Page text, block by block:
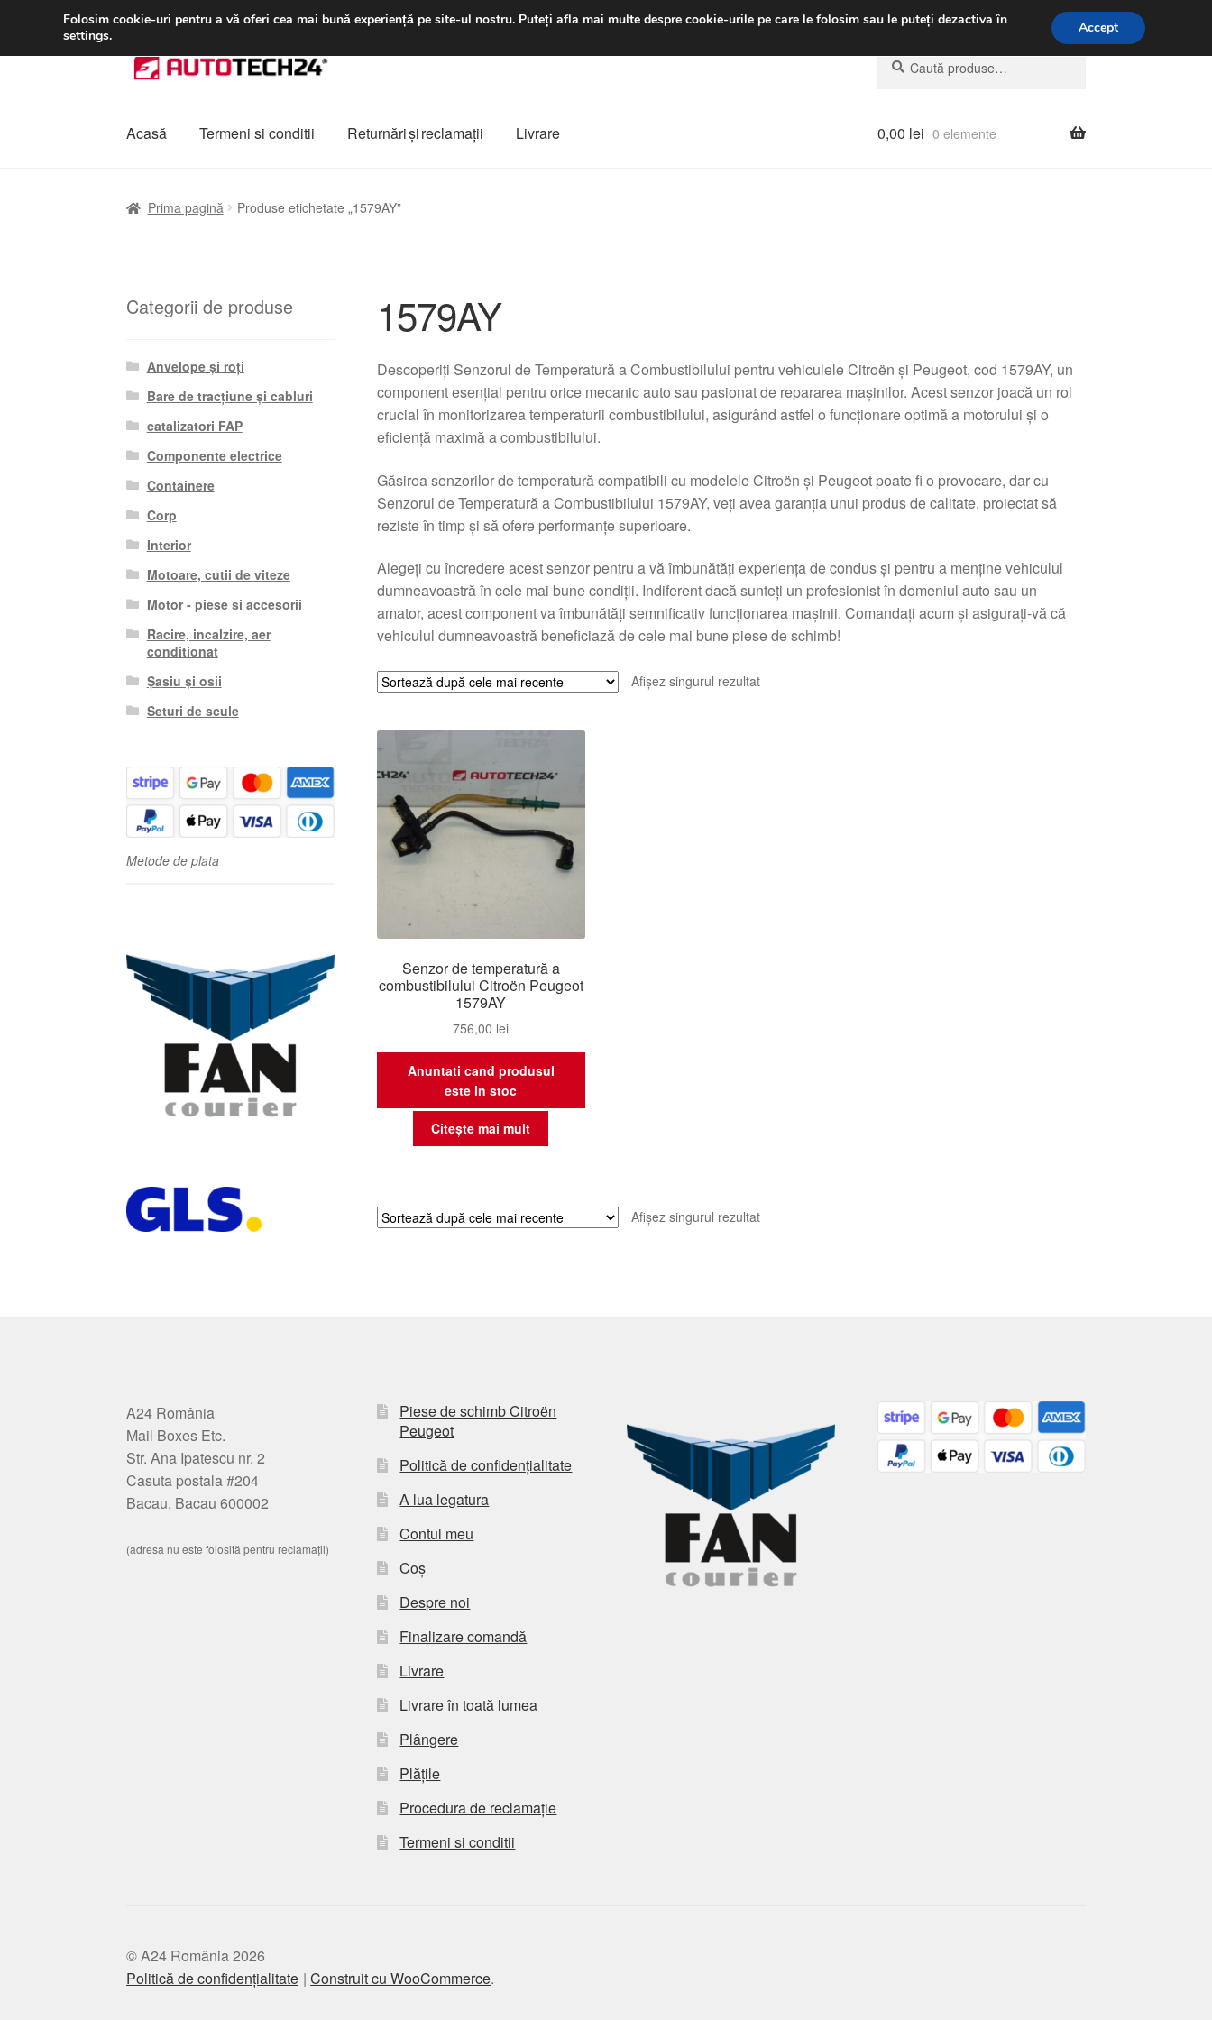
LIVRARE de la 33 lei luni-vineri 9 a.m. - 4 p.m.031 229 6816
Sari
la
Sari
la
Caută
după:
Caută
Acasă Termeni si conditii Returnări şi reclamații Livrare 0,00 lei 0 elemente
Prima pagină Produse etichetate „1579AY”
1579AY
Descoperiți Senzorul de Temperatură a Combustibilului pentru vehiculele Citroën și Peugeot, cod 1579AY, un
component esențial pentru orice mecanic auto sau pasionat de repararea mașinilor. Acest senzor joacă un rol
crucial în monitorizarea temperaturii combustibilului, asigurând astfel o funcționare optimă a motorului și o
eficiență maximă a combustibilului.
Găsirea senzorilor de temperatură compatibili cu modelele Citroën și Peugeot poate fi o provocare, dar cu
Senzorul de Temperatură a Combustibilului 1579AY, veți avea garanția unui produs de calitate, proiectat să
reziste în timp și să ofere performanțe superioare.
Alegeți cu încredere acest senzor pentru a vă îmbunătăți experiența de condus și pentru a menține vehiculul
dumneavoastră în cele mai bune condiții. Indiferent dacă sunteți un profesionist în domeniul auto sau un
amator, acest component va îmbunătăți semnificativ funcționarea mașinii. Comandați acum și asigurați-vă că
vehiculul dumneavoastră beneficiază de cele mai bune piese de schimb!
Afișez singurul rezultat
Senzor de temperatură a
combustibilului Citroën Peugeot
1579AY
756,00 lei
Anuntati cand produsul
este in stoc
Citește mai mult
Afișez singurul rezultat
Categorii de produse
Anvelope și roți
Bare de tracțiune și cabluri
catalizatori FAP
Componente electrice
Containere
Corp
Interior
Motoare, cutii de viteze
Motor - piese si accesorii
Racire, incalzire, aer
conditionat
Șasiu și osii
Seturi de scule
Metode de plata
A24 România
Mail Boxes Etc.
Str. Ana Ipatescu nr. 2
Casuta postala #204
Bacau, Bacau 600002
(adresa nu este folosită pentru reclamații)
Piese de schimb Citroën
Peugeot
Politică de confidențialitate
A lua legatura
Contul meu
Coș
Despre noi
Finalizare comandă
Livrare
Livrare în toată lumea
Plângere
Plățile
Procedura de reclamație
Termeni si conditii
© A24 România 2026
Politică de confidențialitate Construit cu WooCommerce.
Folosim cookie-uri pentru a vă oferi cea mai bună experiență pe site-ul nostru. Puteți afla mai multe despre cookie-urile pe care le folosim sau le puteți dezactiva în
settings. Accept